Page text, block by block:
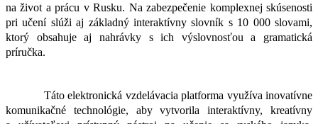
na život a prácu v Rusku. Na zabezpečenie komplexnej skúsenosti
pri učení slúži aj základný interaktívny slovník s 10 000 slovami,
ktorý obsahuje aj nahrávky s ich výslovnosťou a gramatická
príručka.
Táto elektronická vzdelávacia platforma využíva inovatívne
komunikačné technológie, aby vytvorila interaktívny, kreatívny